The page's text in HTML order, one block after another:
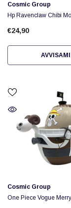
Fornitore:
Cosmic Group
Hp Ravenclaw Chibi
€24,90
AVVISAMI
Fornitore:
Cosmic Group
One Piece Vogue